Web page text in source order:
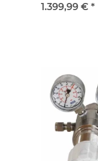
stufig bis 50
1.399,99 € *